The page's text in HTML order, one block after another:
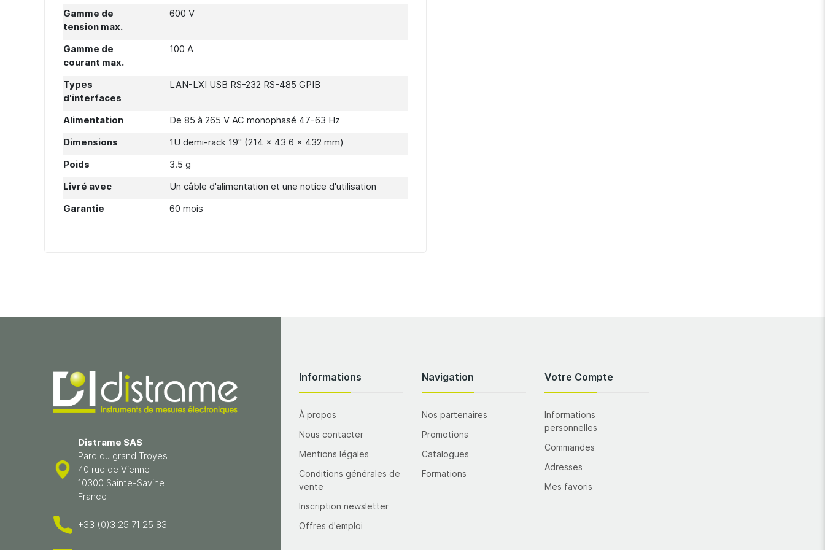
Gamme de
tension max.
600 V
Gamme de
courant max.
100 A
Types
d'interfaces
LAN-LXI USB RS-232 RS-485 GPIB
Alimentation
De 85 à 265 V AC monophasé 47-63 Hz
Dimensions
1U demi-rack 19'' (214 x 43 6 x 432 mm)
Poids
3.5 g
Livré avec
Un câble d'alimentation et une notice d'utilisation
Garantie
60 mois
Distrame SAS
Parc du grand Troyes
40 rue de Vienne
10300 Sainte-Savine
France
+33 (0)3 25 71 25 83
Informations
À propos
Nous contacter
Mentions légales
Conditions générales de
vente
Inscription newsletter
Offres d'emploi
Navigation
Nos partenaires
Promotions
Catalogues
Formations
Votre Compte
Informations
personnelles
Commandes
Adresses
Mes favoris